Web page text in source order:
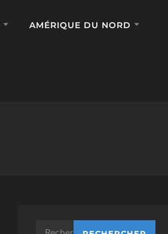
AMÉRIQUE DU NORD
Rechercher :